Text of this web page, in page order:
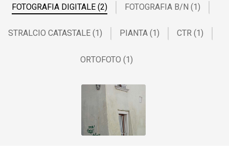
FOTOGRAFIA DIGITALE (2) FOTOGRAFIA B/N (1)
STRALCIO CATASTALE (1) PIANTA (1) CTR (1)
ORTOFOTO (1)